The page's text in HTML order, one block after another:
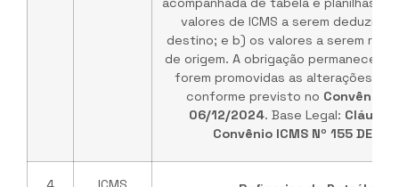
valores de ICMS a serem
destino; e b) os valores a serem
de origem. A obrigação permanece
forem promovidas as alterações no
conforme previsto no Convênio
06/12/2024. Base Legal:
Convênio ICMS Nº 155 DE